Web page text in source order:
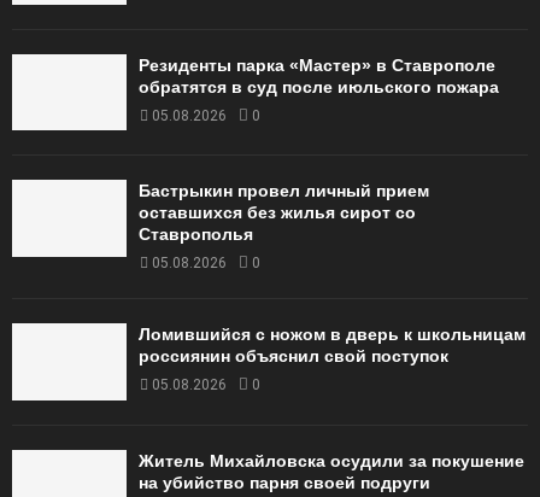
Резиденты парка «Мастер» в Ставрополе
обратятся в суд после июльского пожара
05.08.2026 0
Бастрыкин провел личный прием
оставшихся без жилья сирот со
Ставрополья
05.08.2026 0
Ломившийся с ножом в дверь к школьницам
россиянин объяснил свой поступок
05.08.2026 0
Житель Михайловска осудили за покушение
на убийство парня своей подруги